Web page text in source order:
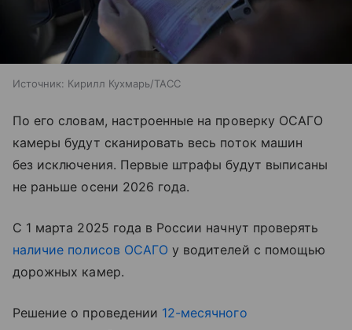
Источник: Кирилл Кухмарь/ТАСС
По его словам, настроенные на проверку ОСАГО
камеры будут сканировать весь поток машин
без исключения. Первые штрафы будут выписаны
не раньше осени 2026 года.
С 1 марта 2025 года в России начнут проверять
наличие полисов ОСАГО у водителей с помощью
дорожных камер.
Решение о проведении 12-месячного